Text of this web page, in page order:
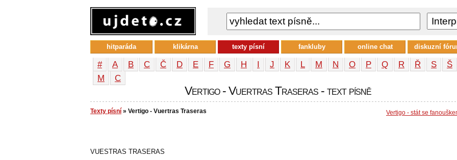
# A B C Č D E F G H I J K L M N O P Q R Ř S Š
М
С
Vertigo - Vuertras Traseras - text písně
Texty písní » Vertigo - Vuertras Traseras Vertigo - stát se
VUESTRAS TRASERAS
hitparáda klikárna texty písní fankluby online chat diskuzní